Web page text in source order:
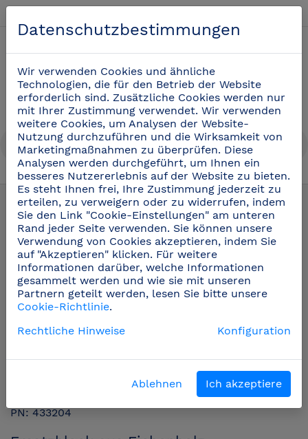
Ersatzblöcke aus Holz (3)
PN: 433204
Datenschutzbestimmungen
Wir verwenden Cookies und ähnliche
Technologien, die für den Betrieb der Website
erforderlich sind. Zusätzliche Cookies werden nur
mit Ihrer Zustimmung verwendet. Wir verwenden
weitere Cookies, um Analysen der Website-
Nutzung durchzuführen und die Wirksamkeit von
Marketingmaßnahmen zu überprüfen. Diese
Analysen werden durchgeführt, um Ihnen ein
besseres Nutzererlebnis auf der Website zu bieten.
Es steht Ihnen frei, Ihre Zustimmung jederzeit zu
erteilen, zu verweigern oder zu widerrufen, indem
Sie den Link "Cookie-Einstellungen" am unteren
Rand jeder Seite verwenden. Sie können unsere
Verwendung von Cookies akzeptieren, indem Sie
auf "Akzeptieren" klicken. Für weitere
Informationen darüber, welche Informationen
gesammelt werden und wie sie mit unseren
Partnern geteilt werden, lesen Sie bitte unsere
Cookie-Richtlinie.
Rechtliche Hinweise
Konfiguration
Ablehnen Ich akzeptiere